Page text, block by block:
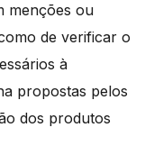
menções ou
de verificar o
à
propostas pelos
dos produtos